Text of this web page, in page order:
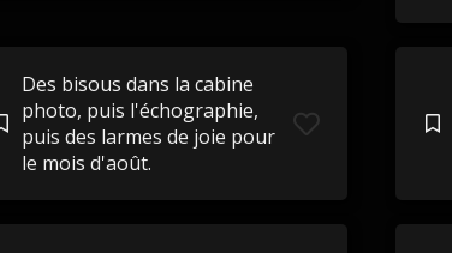
Des bisous dans la cabine
photo, puis l'échographie,
puis des larmes de joie pour
le mois d'août.